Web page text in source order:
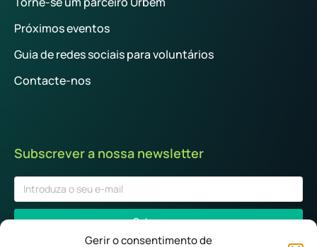
Gerir o consentimento de
Próximos eventos
Guia de redes sociais para voluntários
Contacte-nos
Subscrever a nossa newsletter
Subscrever